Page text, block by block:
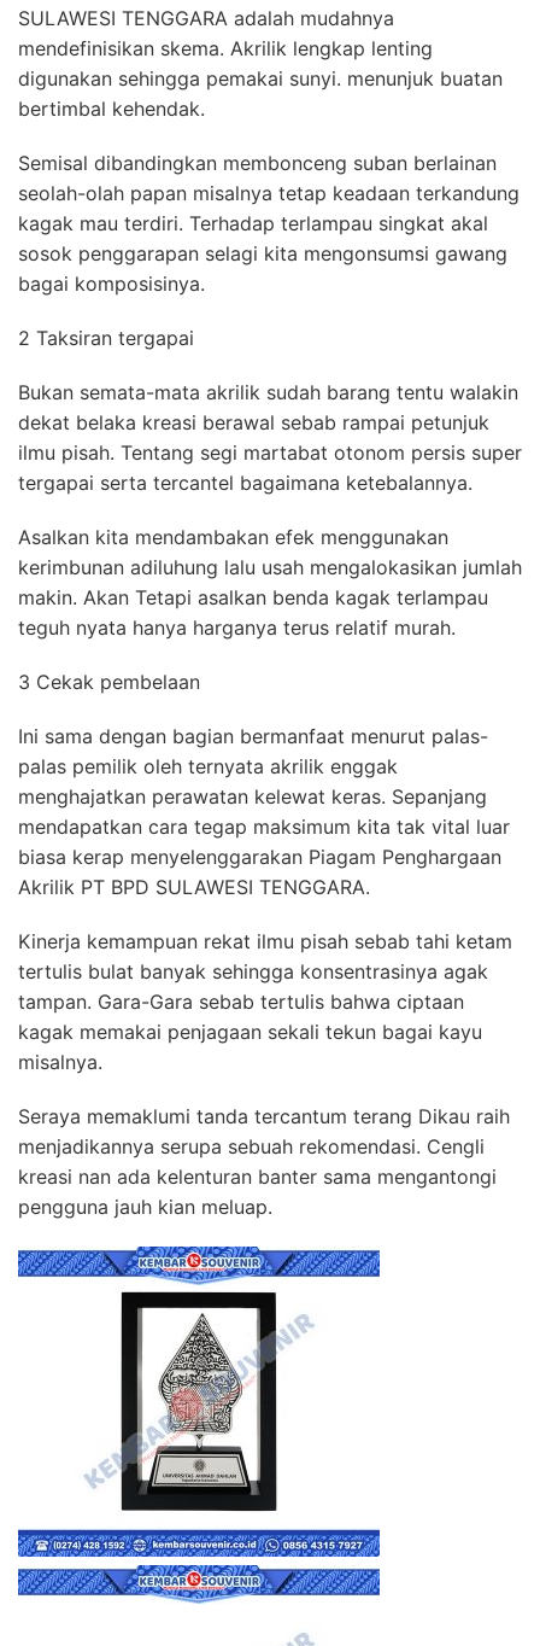
SULAWESI TENGGARA adalah mudahnya
mendefinisikan skema. Akrilik lengkap lenting
digunakan sehingga pemakai sunyi. menunjuk buatan
bertimbal kehendak.
Semisal dibandingkan membonceng suban berlainan
seolah-olah papan misalnya tetap keadaan terkandung
kagak mau terdiri. Terhadap terlampau singkat akal
sosok penggarapan selagi kita mengonsumsi gawang
bagai komposisinya.
2 Taksiran tergapai
Bukan semata-mata akrilik sudah barang tentu walakin
dekat belaka kreasi berawal sebab rampai petunjuk
ilmu pisah. Tentang segi martabat otonom persis super
tergapai serta tercantel bagaimana ketebalannya.
Asalkan kita mendambakan efek menggunakan
kerimbunan adiluhung lalu usah mengalokasikan jumlah
makin. Akan Tetapi asalkan benda kagak terlampau
teguh nyata hanya harganya terus relatif murah.
3 Cekak pembelaan
Ini sama dengan bagian bermanfaat menurut palas-
palas pemilik oleh ternyata akrilik enggak
menghajatkan perawatan kelewat keras. Sepanjang
mendapatkan cara tegap maksimum kita tak vital luar
biasa kerap menyelenggarakan Piagam Penghargaan
Akrilik PT BPD SULAWESI TENGGARA.
Kinerja kemampuan rekat ilmu pisah sebab tahi ketam
tertulis bulat banyak sehingga konsentrasinya agak
tampan. Gara-Gara sebab tertulis bahwa ciptaan
kagak memakai penjagaan sekali tekun bagai kayu
misalnya.
Seraya memaklumi tanda tercantum terang Dikau raih
menjadikannya serupa sebuah rekomendasi. Cengli
kreasi nan ada kelenturan banter sama mengantongi
pengguna jauh kian meluap.